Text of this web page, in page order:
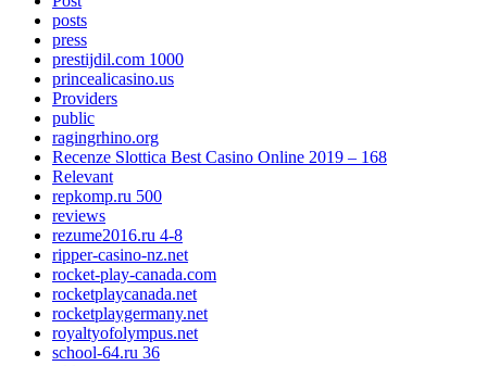
posts
press
prestijdil.com 1000
princealicasino.us
Providers
public
ragingrhino.org
Recenze Slottica Best Casino Online 2019 – 168
Relevant
repkomp.ru 500
reviews
rezume2016.ru 4-8
ripper-casino-nz.net
rocket-play-canada.com
rocketplaycanada.net
rocketplaygermany.net
royaltyofolympus.net
school-64.ru 36